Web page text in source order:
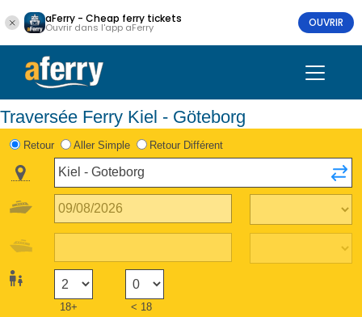
aFerry - Cheap ferry tickets
Ouvrir dans l'app aFerry OUVRIR
Traversée Ferry Kiel - Göteborg
Retour Aller Simple Retour Différent
18+ < 18